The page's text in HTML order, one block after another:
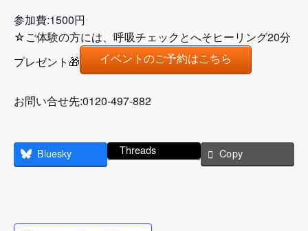
参加費:1500円
☆ご体験の方には、呼吸チェックとへそヒーリング20分
プレゼント🎁
イベントのご予約はこちら
お問い合せ先:0120-497-882
Bluesky Threads Copy